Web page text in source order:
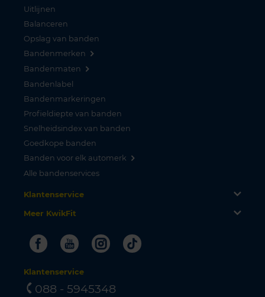
Uitlijnen
Balanceren
Opslag van banden
Bandenmerken
Bandenmaten
Bandenlabel
Bandenmarkeringen
Profieldiepte van banden
Snelheidsindex van banden
Goedkope banden
Banden voor elk automerk
Alle bandenservices
Klantenservice
Meer KwikFit
FacebookYoutubeInstagram
Tiktok
Klantenservice
088 - 5945348